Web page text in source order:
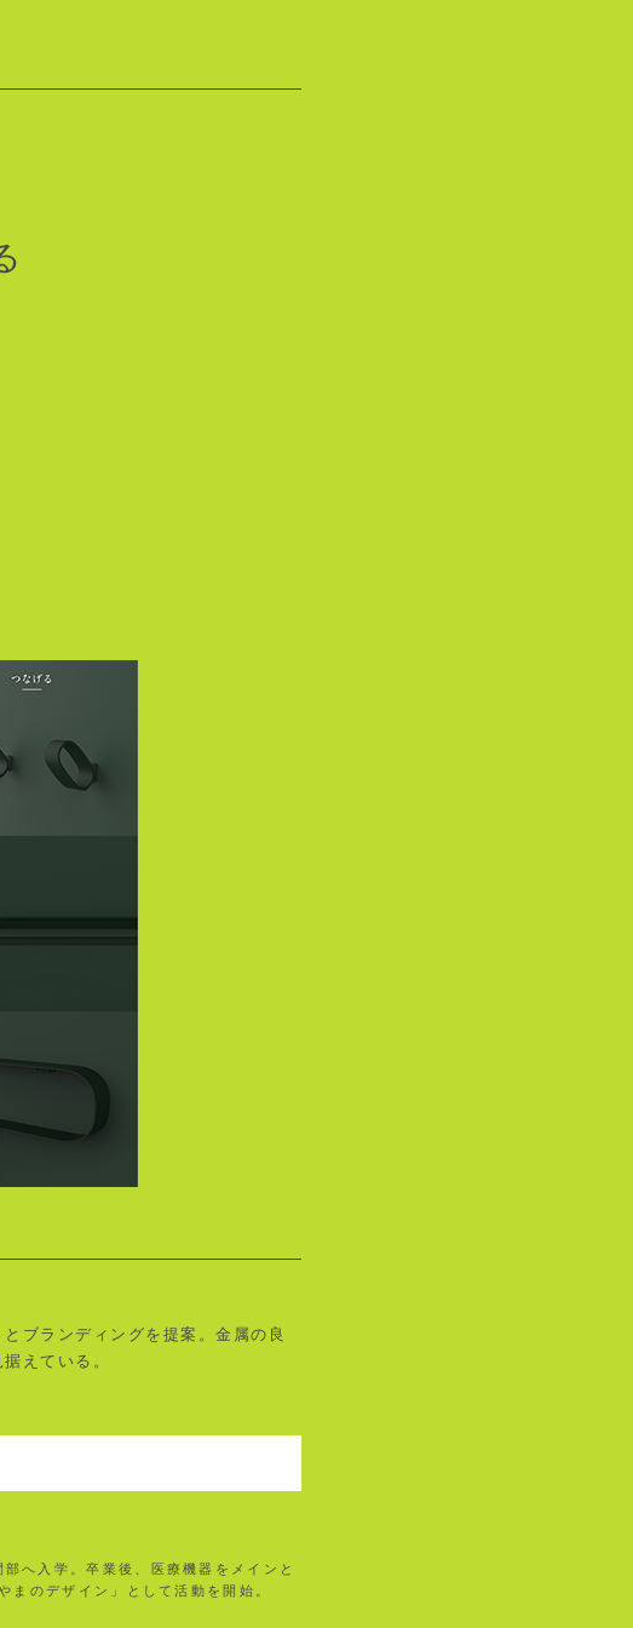
ブランディングを提案。金属の良
えている。
へ入学。卒業後、医療機器をメインと
のデザイン」として活動を開始。